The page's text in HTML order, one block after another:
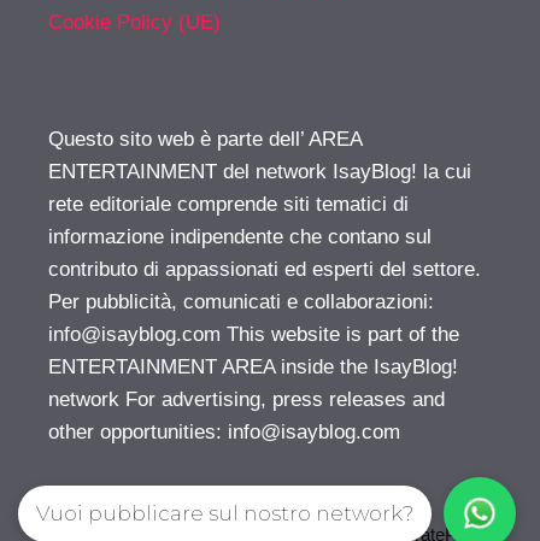
Cookie Policy (UE)
Questo sito web è parte dell’ AREA
ENTERTAINMENT del network IsayBlog! la cui
rete editoriale comprende siti tematici di
informazione indipendente che contano sul
contributo di appassionati ed esperti del settore.
Per pubblicità, comunicati e collaborazioni:
info@isayblog.com This website is part of the
ENTERTAINMENT AREA inside the IsayBlog!
network For advertising, press releases and
other opportunities: info@isayblog.com
GeneratePress
Vuoi pubblicare sul nostro network?